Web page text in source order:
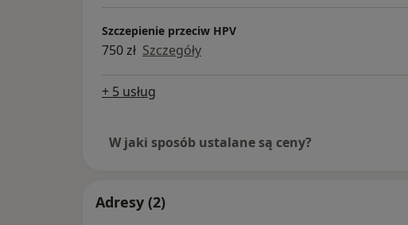
Szczepienie przeciw HPV
750 zł Szczegóły
+ 5 usług
W jaki sposób ustalane są ceny?
Adresy (2)